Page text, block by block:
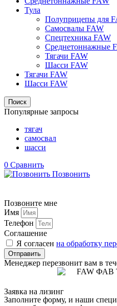
Тула
Полуприцепы для
Самосвалы FAW
Спецтехника FAW
Среднетоннажные
Тягачи FAW
Шасси FAW
Тягачи FAW
Шасси FAW
Поиск
Популярные запросы
тягач
самосвал
шасси
0 Сравнить
Позвонить
Позвоните мне
Имя
Телефон
Соглашение
Я согласен на обработку
Отправить
Менеджер перезвонит вам в
Заявка на лизинг
Заполните форму, и наши